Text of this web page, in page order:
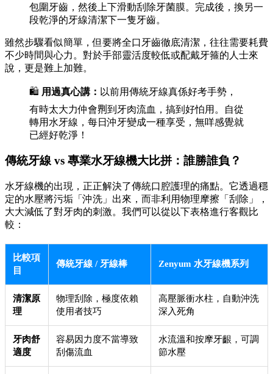
包圍牙齒，然後上下滑動刮除牙菌膜。完成後，換另一
段乾淨的牙線清潔下一隻牙齒。
雖然步驟看似簡單，但要將全口牙齒徹底清潔，往往需要耗費
不少時間與心力。對於手部靈活度較低或配戴牙箍的人士來
說，更是難上加難。
🛍️ 用過真心講： 以前用傳統牙線真係好考手勢，
有時太大力仲會𠝹到牙肉流血，搞到好怕用。自從
轉用水牙線，每日沖牙變成一種享受，無咩感覺就
已經好乾淨！
傳統牙線 vs 專業水牙線機大比拼：誰勝誰負？
水牙線機的出現，正正解決了傳統口腔護理的痛點。它透過穩
定的水壓將污垢「沖洗」出來，而非利用物理摩擦「刮除」，
大大減低了對牙肉的刺激。我們可以從以下表格進行客觀比
較：
比較項
目
傳統牙線 / 牙線棒 Zenyum 水牙線機系列
清潔原
理
物理刮除，極度依賴
使用者技巧
高壓脈衝水柱，自動沖洗
深入死角
牙肉舒
適度
容易因力度不當導致
刮傷流血
水流溫和按摩牙齦，可調
節水壓